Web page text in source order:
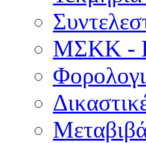
ΜΣKΚ -